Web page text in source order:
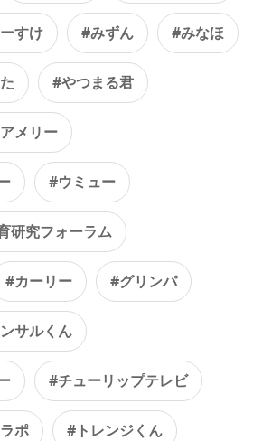
すけ #みずん #みなほ
#やつまる君
メリー
#ウミュー
研究フォーラム
#カーリー #グリンパ
サルくん
#チューリップテレビ
ポ #トレンジくん